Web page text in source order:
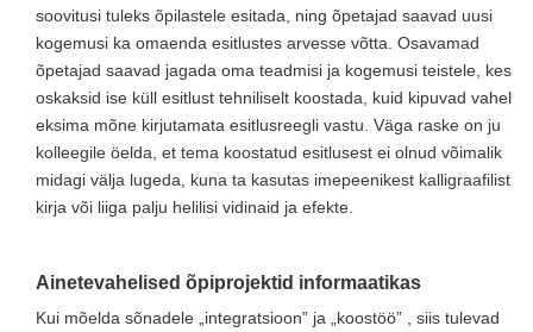
soovitusi tuleks õpilastele esitada, ning õpetajad saavad uusi
kogemusi ka omaenda esitlustes arvesse võtta. Osavamad
õpetajad saavad jagada oma teadmisi ja kogemusi teistele, kes
oskaksid ise küll esitlust tehniliselt koostada, kuid kipuvad vahel
eksima mõne kirjutamata esitlusreegli vastu. Väga raske on ju
kolleegile öelda, et tema koostatud esitlusest ei olnud võimalik
midagi välja lugeda, kuna ta kasutas imepeenikest kalligraafilist
kirja või liiga palju helilisi vidinaid ja efekte.
Ainetevahelised õpiprojektid informaatikas
Kui mõelda sõnadele „integratsioon” ja „koostöö” , siis tulevad